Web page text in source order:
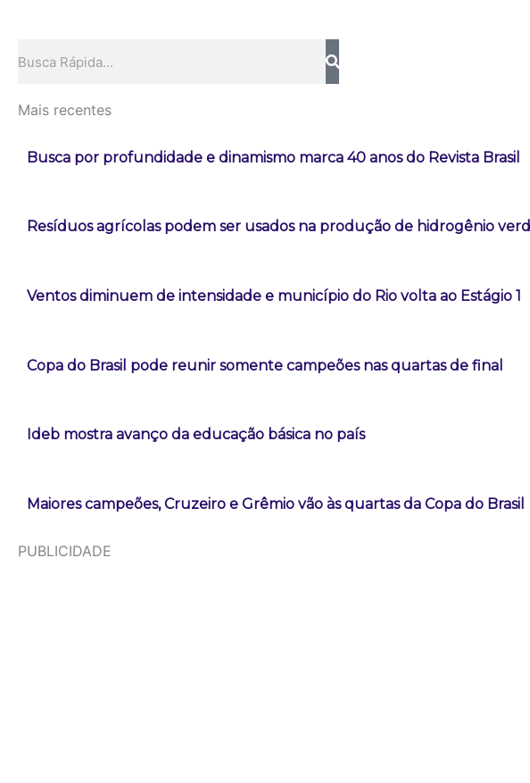
Mais recentes
Busca por profundidade e dinamismo marca 40 anos do Revista Brasil
Resíduos agrícolas podem ser usados na produção de hidrogênio
Ventos diminuem de intensidade e município do Rio volta ao Estágio 1
Copa do Brasil pode reunir somente campeões nas quartas de final
Ideb mostra avanço da educação básica no país
Maiores campeões, Cruzeiro e Grêmio vão às quartas da Copa do Brasil
PUBLICIDADE